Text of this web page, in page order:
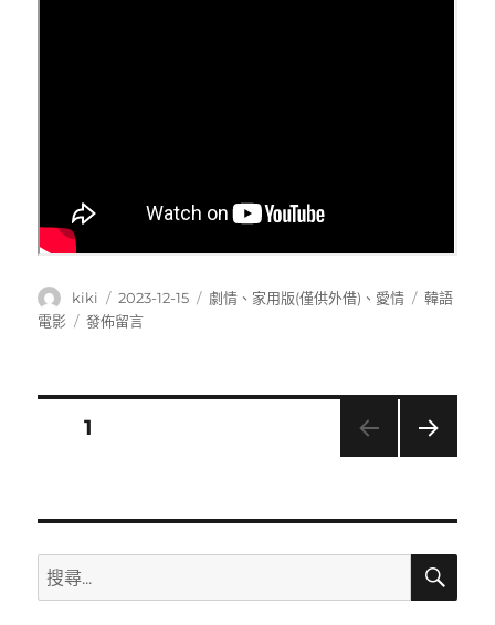
作
者
kiki
發
佈
2023-12-15
分
劇情 、 家用版(僅供外借) 、 愛情
標
韓語
電影
在
嗎?:Are
:
사
하
發佈留言
導
覽
頁次1
搜
尋
搜